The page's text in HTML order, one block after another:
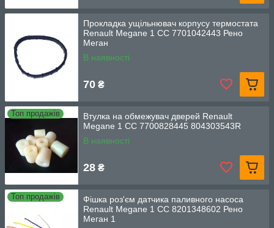
Прокладка ущільнювач корпусу термостата
Renault Megane 1 CC 7701042443 Рено
Меган
В наявності
70 ₴
Топ продажів
Втулка на обмежувач дверей Renault
Megane 1 CC 7700828445 804303543R
В наявності
28 ₴
Топ продажів
Фішка роз'єм датчика паливного насоса
Renault Megane 1 CC 8201348602 Рено
Меган 1